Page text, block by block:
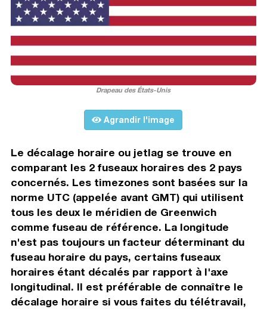
Drapeau des États-Unis
Agrandir l'image
Le décalage horaire ou jetlag se trouve en
comparant les 2 fuseaux horaires des 2 pays
concernés. Les timezones sont basées sur la
norme UTC (appelée avant GMT) qui utilisent
tous les deux le méridien de Greenwich
comme fuseau de référence. La longitude
n'est pas toujours un facteur déterminant du
fuseau horaire du pays, certains fuseaux
horaires étant décalés par rapport à l'axe
longitudinal. Il est préférable de connaître le
décalage horaire si vous faites du télétravail,